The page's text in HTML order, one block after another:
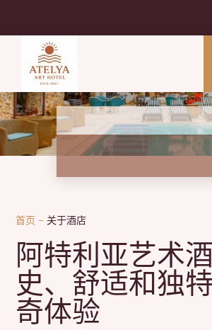
首页 – 关于酒店
阿特利亚艺术
史、舒适和独
奇体验